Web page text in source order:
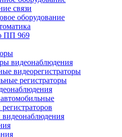
связи
оборудование
ПП 969
видеонаблюдения
видеорегистраторы
регистраторы